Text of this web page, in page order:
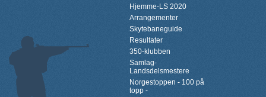
Hjemme-LS 2020
Arrangementer
Skytebaneguide
Resultater
350-klubben
Samlag-
Landsdelsmestere
Norgestoppen - 100 på
topp -